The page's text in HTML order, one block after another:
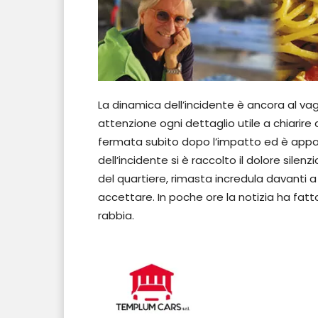
La dinamica dell’incidente è ancora al
attenzione ogni dettaglio utile a chiarire
fermata subito dopo l’impatto ed è
dell’incidente si è raccolto il dolore
del quartiere, rimasta incredula davanti
accettare. In poche ore la notizia ha
rabbia.